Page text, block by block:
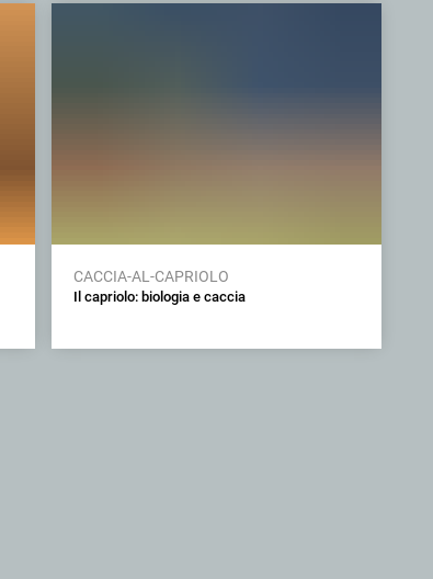
CACCIA-AL-CAPRIOLO
Il capriolo: biologia e caccia